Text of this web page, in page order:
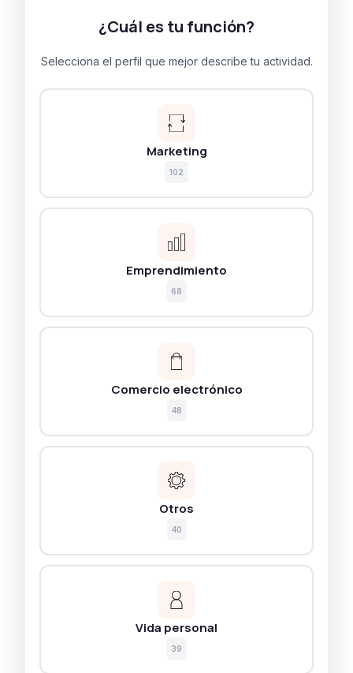
¿Cuál es tu función?
Selecciona el perfil que mejor describe tu actividad.
Marketing
102
Emprendimiento
68
Comercio electrónico
48
Otros
40
Vida personal
39